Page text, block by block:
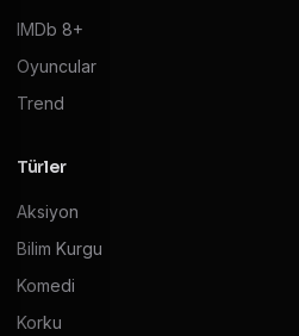
IMDb 8+
Oyuncular
Trend
Türler
Aksiyon
Bilim Kurgu
Komedi
Korku